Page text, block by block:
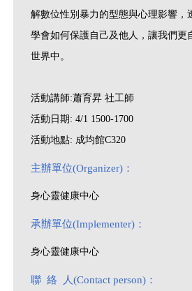
解數位性別暴力的型態與心理影響，
學會如何保護自己及他人，讓我們更
世界中。
活動講師:蕭育昇 社工師
活動日期: 4/1 1500-1700
活動地點: 成均館C320
主辦單位(Organizer)：
身心靈健康中心
承辦單位(Implementer)：
身心靈健康中心
聯 絡 人(Contact person)：